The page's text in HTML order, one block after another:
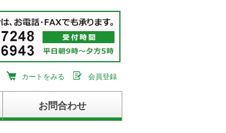
カートをみる 会員登録
お問合わせ